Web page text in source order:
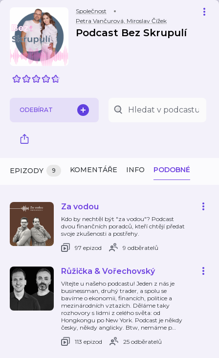
Společnost
Petra Vančurová, Miroslav Čížek
Podcast Bez Skrupulí
ODEBÍRAT
EPIZODY 9 KOMENTÁŘE INFO PODOBNÉ
Za vodou
Kdo by nechtěl být "za vodou"? Podcast
dvou finančních poradců, kteří chtějí předat
svoje zkušenosti a postřehy.
97 epizod
9 odběratelů
Růžička & Vořechovský
Vítejte u našeho podcastu! Jeden z nás je
businessman, druhý trader, a spolu se
bavíme o ekonomii, financích, politice a
mezinárodních vztazích. Děláme taky
rozhovory s lidmi z celého světa: od
Hongkongu po New York. Podcast je někdy
česky, někdy anglicky. Btw, nemáme p…
113 epizod
25 odběratelů